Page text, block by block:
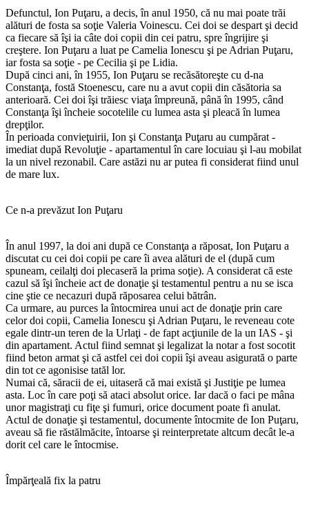
Defunctul, Ion Puţaru, a decis, în anul 1950, că nu mai poate trăi
alături de fosta sa soţie Valeria Voinescu. Cei doi se despart şi decid
ca fiecare să îşi ia câte doi copii din cei patru, spre îngrijire şi
creştere. Ion Puţaru a luat pe Camelia Ionescu şi pe Adrian Puţaru,
iar fosta sa soţie - pe Cecilia şi pe Lidia.
După cinci ani, în 1955, Ion Puţaru se recăsătoreşte cu d-na
Constanţa, fostă Stoenescu, care nu a avut copii din căsătoria sa
anterioară. Cei doi îşi trăiesc viaţa împreună, până în 1995, când
Constanţa îşi încheie socotelile cu lumea asta şi pleacă în lumea
drepţilor.
În perioada convieţuirii, Ion şi Constanţa Puţaru au cumpărat -
imediat după Revoluţie - apartamentul în care locuiau şi l-au mobilat
la un nivel rezonabil. Care astăzi nu ar putea fi considerat fiind unul
de mare lux.
Ce n-a prevăzut Ion Puţaru
În anul 1997, la doi ani după ce Constanţa a răposat, Ion Puţaru a
discutat cu cei doi copii pe care îi avea alături de el (după cum
spuneam, ceilalţi doi plecaseră la prima soţie). A considerat că este
cazul să îşi încheie act de donaţie şi testamentul pentru a nu se isca
cine ştie ce necazuri după răposarea celui bătrân.
Ca urmare, au purces la întocmirea unui act de donaţie prin care
celor doi copii, Camelia Ionescu şi Adrian Puţaru, le reveneau cote
egale dintr-un teren de la Urlaţi - de fapt acţiunile de la un IAS - şi
din apartament. Actul fiind semnat şi legalizat la notar a fost socotit
fiind beton armat şi că astfel cei doi copii îşi aveau asigurată o parte
din tot ce agonisise tatăl lor.
Numai că, săracii de ei, uitaseră că mai există şi Justiţie pe lumea
asta. Loc în care poţi să ataci absolut orice. Iar dacă o faci pe mâna
unor magistraţi cu fiţe şi fumuri, orice document poate fi anulat.
Actul de donaţie şi testamentul, documente întocmite de Ion Puţaru,
aveau să fie răstălmăcite, întoarse şi reinterpretate altcum decât le-a
dorit cel care le întocmise.
Împărţeală fix la patru